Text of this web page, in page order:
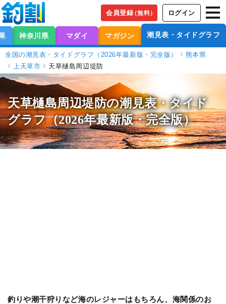
会員登録（無料） ログイン
神奈川県 マダイ マガジン 潮見表・タイドグラフ
全国の潮見表・タイドグラフ（2026年最新版・完全版）
熊本県
上天草市
天草樋島周辺堤防
天草樋島周辺堤防の潮見表・タイド
グラフ（2026年最新版・完全版）
釣りや潮干狩りなど海のレジャーはもちろん、海関係のお